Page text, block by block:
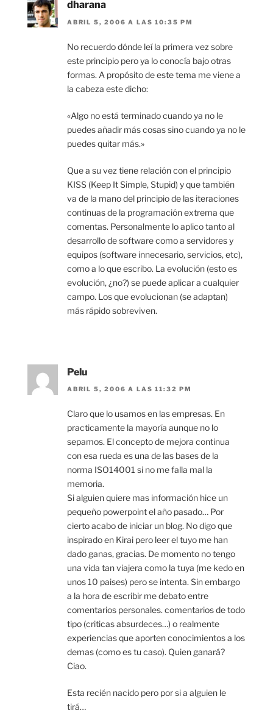
dharana
ABRIL 5, 2006 A LAS 10:35 PM
No recuerdo dónde leí la primera vez sobre
este principio pero ya lo conocía bajo otras
formas. A propósito de este tema me viene a
la cabeza este dicho:
«Algo no está terminado cuando ya no le
puedes añadir más cosas sino cuando ya no le
puedes quitar más.»
Que a su vez tiene relación con el principio
KISS (Keep It Simple, Stupid) y que también
va de la mano del principio de las iteraciones
continuas de la programación extrema que
comentas. Personalmente lo aplico tanto al
desarrollo de software como a servidores y
equipos (software innecesario, servicios, etc),
como a lo que escribo. La evolución (esto es
evolución, ¿no?) se puede aplicar a cualquier
campo. Los que evolucionan (se adaptan)
más rápido sobreviven.
Pelu
ABRIL 5, 2006 A LAS 11:32 PM
Claro que lo usamos en las empresas. En
practicamente la mayoría aunque no lo
sepamos. El concepto de mejora continua
con esa rueda es una de las bases de la
norma ISO14001 si no me falla mal la
memoria.
Si alguien quiere mas información hice un
pequeño powerpoint el año pasado… Por
cierto acabo de iniciar un blog. No digo que
inspirado en Kirai pero leer el tuyo me han
dado ganas, gracias. De momento no tengo
una vida tan viajera como la tuya (me kedo en
unos 10 paises) pero se intenta. Sin embargo
a la hora de escribir me debato entre
comentarios personales. comentarios de todo
tipo (criticas absurdeces…) o realmente
experiencias que aporten conocimientos a los
demas (como es tu caso). Quien ganará?
Ciao.
Esta recién nacido pero por si a alguien le
tirá…